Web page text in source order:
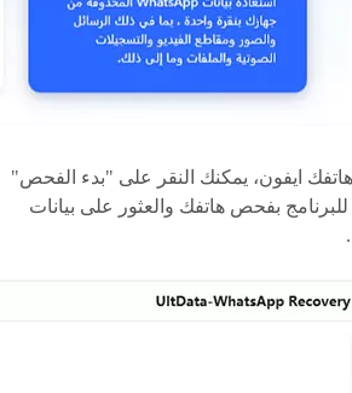
هاتفك ايفون، يمكنك النقر على "بدء الفحص"
بفحص هاتفك والعثور على بيانات